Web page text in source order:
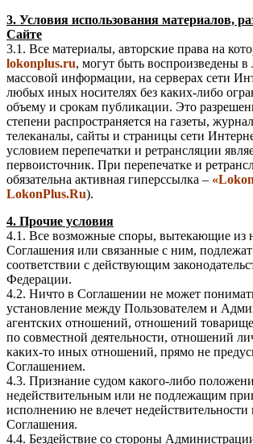
3. Условия использования материалов,
Сайте
3.1. Все материалы, авторские права на
lokonplus.ru, могут быть воспроизведены
массовой информации, на серверах сети
любых иных носителях без каких-либо
объему и срокам публикации. Это
степени распространяется на газеты,
телеканалы, сайты и страницы сети
условием перепечатки и ретрансляции
первоисточник. При перепечатке и
обязательна активная гиперссылка –
LokonPlus.Ru).
4. Прочие условия
4.1. Все возможные споры, вытекающие из
Соглашения или связанные с ним,
соответствии с действующим
Федерации.
4.2. Ничто в Соглашении не может
установление между Пользователем и
агентских отношений, отношений
по совместной деятельности, отношений
каких-то иных отношений, прямо не
Соглашением.
4.3. Признание судом какого-либо
недействительным или не подлежащим
исполнению не влечет
Соглашения.
4.4. Бездействие со стороны